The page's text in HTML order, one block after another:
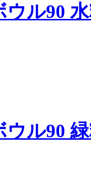
ウル90
ウル90